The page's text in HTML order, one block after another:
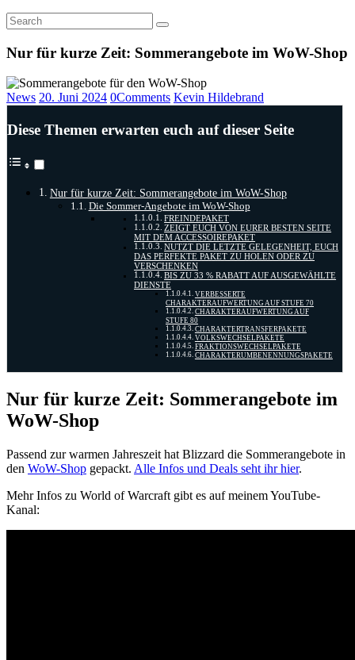
Nur für kurze Zeit: Sommerangebote im WoW-Shop
News 20. Juni 2024 0Comments Kevin Hildebrand
Diese Themen erwarten euch auf dieser Seite
Nur für kurze Zeit: Sommerangebote im WoW-Shop
Die Sommer-Angebote im WoW-Shop
FREINDEPAKET
ZEIGT EUCH VON EURER BESTEN SEITE
MIT DEM ACCESSOIREPAKET
NUTZT DIE LETZTE GELEGENHEIT, EUCH
DAS PERFEKTE PAKET ZU HOLEN ODER ZU
VERSCHENKEN
BIS ZU 33 % RABATT AUF AUSGEWÄHLTE
DIENSTE
VERBESSERTE
CHARAKTERAUFWERTUNG AUF STUFE 70
CHARAKTERAUFWERTUNG AUF
STUFE 80
CHARAKTERTRANSFERPAKETE
VOLKSWECHSELPAKETE
FRAKTIONSWECHSELPAKETE
CHARAKTERUMBENENNUNGSPAKETE
Nur für kurze Zeit: Sommerangebote im
WoW-Shop
Passend zur warmen Jahreszeit hat Blizzard die Sommerangebote in
den WoW-Shop gepackt. Alle Infos und Deals seht ihr hier.
Mehr Infos zu World of Warcraft gibt es auf meinem YouTube-
Kanal: